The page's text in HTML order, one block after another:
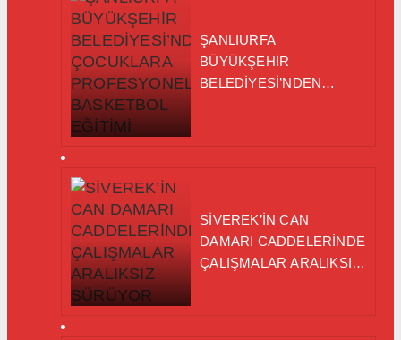
ŞANLIURFA
BÜYÜKŞEHİR
BELEDİYESİ’NDEN
SİVEREK’İN CAN
DAMARI CADDELERİNDE
ÇALIŞMALAR ARALIKSIZ